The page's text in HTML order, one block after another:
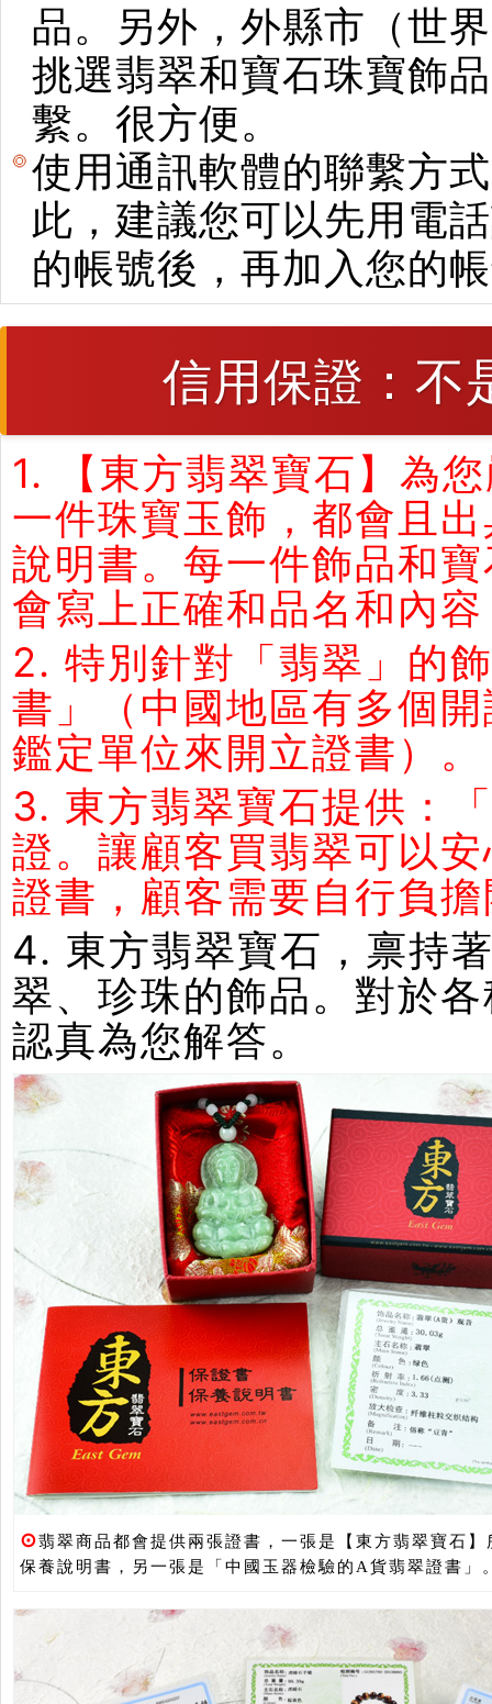
品。另外，外縣市（世
挑選翡翠和寶石珠寶飾
繫。很方便。
使用通訊軟體的聯繫方
此，建議您可以先用電
的帳號後，再加入您的
信用保證：不
1. 【東方翡翠寶石】為
一件珠寶玉飾，都會且
說明書。每一件飾品和
會寫上正確和品名和內
2. 特別針對「翡翠」的
書」（中國地區有多個
鑑定單位來開立證書）。
3. 東方翡翠寶石提供：
證。讓顧客買翡翠可以
證書，顧客需要自行負
4. 東方翡翠寶石，禀持
翠、珍珠的飾品。對於
認真為您解答。
⊙翡翠商品都會提供兩張證書，一張是【東方翡翠寶石
保養說明書，另一張是「中國玉器檢驗的A貨翡翠證書」